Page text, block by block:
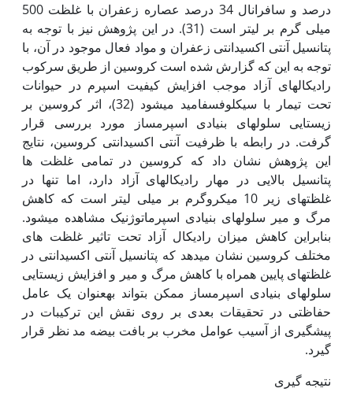
درصد و سافرانال 34 درصد عصاره زعفران با غلظت 500
میلی گرم بر لیتر است (31). در این پژوهش نیز با توجه به
پتانسیل آنتی اکسیدانتی زعفران و مواد فعال موجود در آن، با
توجه به این که گزارش شده است کروسین از طریق سرکوب
رادیکال‏های آزاد موجب افزایش کیفیت اسپرم در حیوانات
تحت تیمار با سیکلوفسفامید می‏شود (32)، اثر کروسین بر
زیستایی سلول‏های بنیادی اسپرم‏ساز مورد بررسی قرار
گرفت. در رابطه با ظرفیت آنتی اکسیدانتی کروسین، نتایج
این پژوهش نشان داد که کروسین در تمامی غلظت ها
پتانسیل بالایی در مهار رادیکال‏های آزاد دارد، اما تنها در
غلظت‏های زیر 10 میکروگرم بر میلی لیتر است که کاهش
مرگ و میر سلول‏های بنیادی اسپرماتوژنیک مشاهده می‏شود.
بنابراین کاهش میزان رادیکال آزاد تحت تاثیر غلظت های
مختلف کروسین نشان می‏دهد که پتانسیل آنتی اکسیدانتی در
غلظت‏های پایین همراه با کاهش مرگ و میر و افزایش زیستایی
سلول‏های بنیادی اسپرم‏ساز ممکن بتواند به‏عنوان یک عامل
حفاظتی در تحقیقات بعدی بر روی نقش این ترکیبات در
پیشگیری از آسیب عوامل مخرب بر بافت بیضه مد نظر قرار
گیرد.
نتیجه گیری